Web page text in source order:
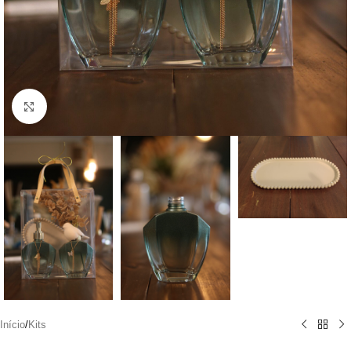
Clique para ampliar
Início/Kits